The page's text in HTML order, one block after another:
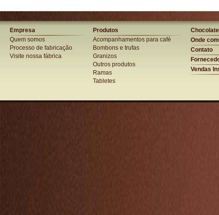
Empresa
Quem somos
Processo de fabricação
Visite nossa fábrica
Produtos
Acompanhamentos para café
Bombons e trufas
Granizos
Outros produtos
Ramas
Tabletes
Chocolate
Onde
Contato
Vendas